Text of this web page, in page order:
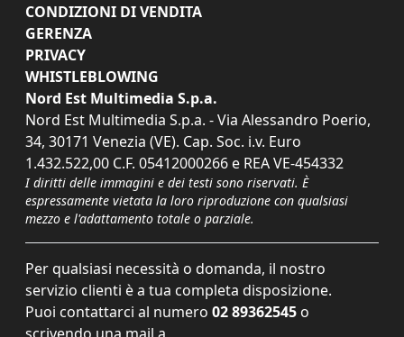
CONDIZIONI DI VENDITA
GERENZA
PRIVACY
WHISTLEBLOWING
Nord Est Multimedia S.p.a.
Nord Est Multimedia S.p.a. - Via Alessandro Poerio,
34, 30171 Venezia (VE). Cap. Soc. i.v. Euro
1.432.522,00 C.F. 05412000266 e REA VE-454332
I diritti delle immagini e dei testi sono riservati. È
espressamente vietata la loro riproduzione con qualsiasi
mezzo e l'adattamento totale o parziale.
Per qualsiasi necessità o domanda, il nostro
servizio clienti è a tua completa disposizione.
Puoi contattarci al numero 02 89362545 o